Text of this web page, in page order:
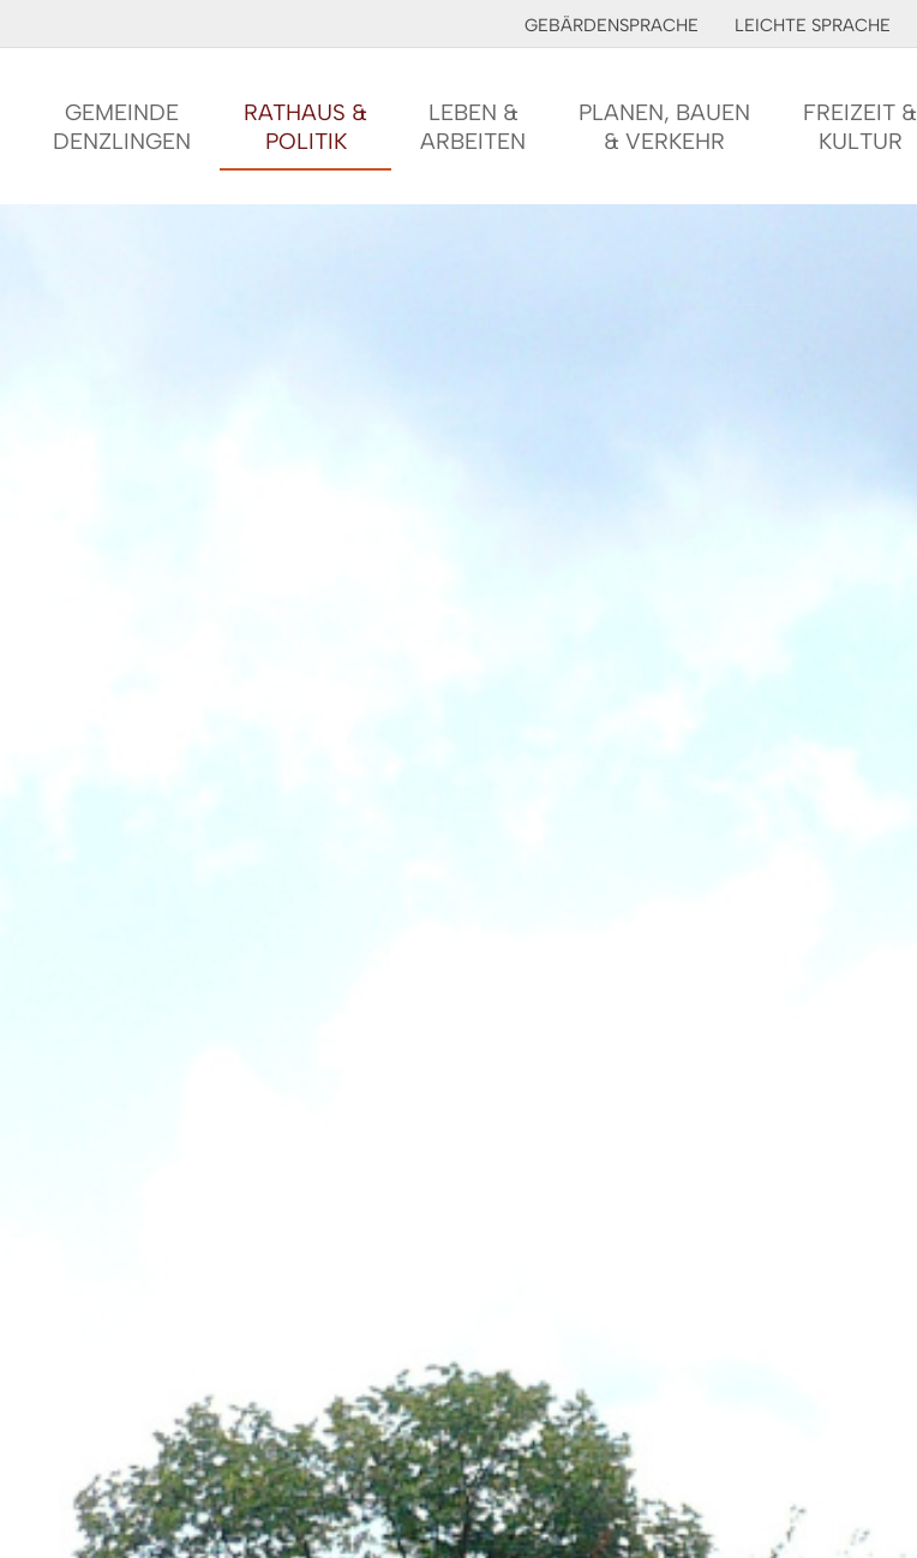
GEBÄRDENSPRACHE LEICHTE SPRACHE
GEMEINDE
DENZLINGEN
RATHAUS &
POLITIK
LEBEN &
ARBEITEN
PLANEN, BAUEN
& VERKEHR
FREIZEIT &
KULTUR